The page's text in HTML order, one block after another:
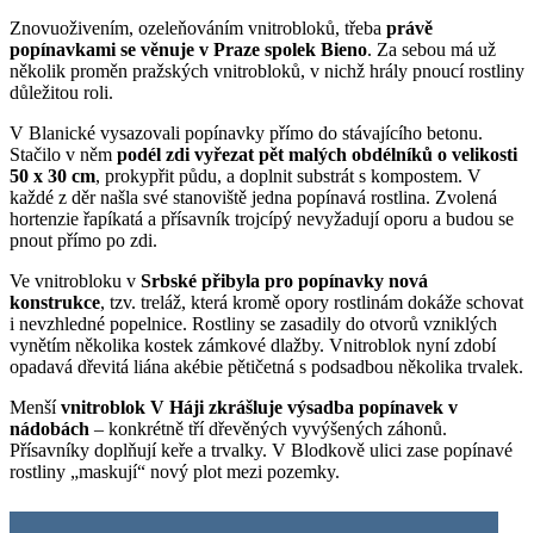
Znovuoživením, ozeleňováním vnitrobloků, třeba právě
popínavkami se věnuje v Praze spolek Bieno. Za sebou má už
několik proměn pražských vnitrobloků, v nichž hrály pnoucí rostliny
důležitou roli.
V Blanické vysazovali popínavky přímo do stávajícího betonu.
Stačilo v něm podél zdi vyřezat pět malých obdélníků o velikosti
50 x 30 cm, prokypřit půdu, a doplnit substrát s kompostem. V
každé z děr našla své stanoviště jedna popínavá rostlina. Zvolená
hortenzie řapíkatá a přísavník trojcípý nevyžadují oporu a budou se
pnout přímo po zdi.
Ve vnitrobloku v Srbské přibyla pro popínavky nová
konstrukce, tzv. treláž, která kromě opory rostlinám dokáže schovat
i nevzhledné popelnice. Rostliny se zasadily do otvorů vzniklých
vynětím několika kostek zámkové dlažby. Vnitroblok nyní zdobí
opadavá dřevitá liána akébie pětičetná s podsadbou několika trvalek.
Menšívnitroblok V Háji zkrášluje výsadba popínavek v
nádobách – konkrétně tří dřevěných vyvýšených záhonů.
Přísavníky doplňují keře a trvalky. V Blodkově ulici zase popínavé
rostliny „maskují“ nový plot mezi pozemky.